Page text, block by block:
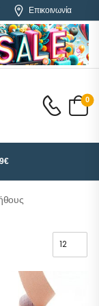
ΕΛΛΑΔΑΕπικοινωνία
0